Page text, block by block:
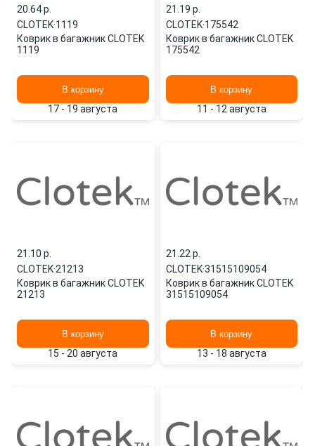
20.64 p.
CLOTEK·1119
Коврик в багажник CLOTEK
1119
В корзину
17 - 19 августа
21.19 p.
CLOTEK·175542
Коврик в багажник CLOTEK
175542
В корзину
11 - 12 августа
21.10 p.
CLOTEK·21213
Коврик в багажник CLOTEK
21213
В корзину
15 - 20 августа
21.22 p.
CLOTEK·31515109054
Коврик в багажник CLOTEK
31515109054
В корзину
13 - 18 августа